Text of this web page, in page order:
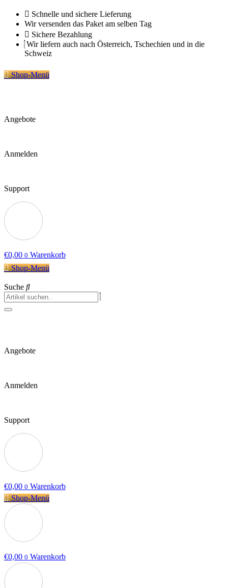
Zum
Inhalt
springen
Schnelle und sichere Lieferung
Wir versenden das Paket am selben Tag
Sichere Bezahlung
Wir liefern auch nach Österreich, Tschechien und in die
Schweiz
Shop-Menü
Angebote
Anmelden
Support
€0,00 0 Warenkorb
Shop-Menü
Suche
Angebote
Anmelden
Support
€0,00 0 Warenkorb
Shop-Menü
€0,00 0 Warenkorb